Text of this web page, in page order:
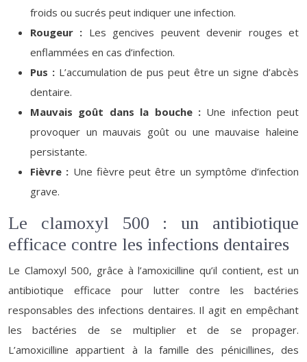
froids ou sucrés peut indiquer une infection.
Rougeur : Les gencives peuvent devenir rouges et
enflammées en cas d’infection.
Pus : L’accumulation de pus peut être un signe d’abcès
dentaire.
Mauvais goût dans la bouche : Une infection peut
provoquer un mauvais goût ou une mauvaise haleine
persistante.
Fièvre : Une fièvre peut être un symptôme d’infection
grave.
Le clamoxyl 500 : un antibiotique
efficace contre les infections dentaires
Le Clamoxyl 500, grâce à l’amoxicilline qu’il contient, est un
antibiotique efficace pour lutter contre les bactéries
responsables des infections dentaires. Il agit en empêchant
les bactéries de se multiplier et de se propager.
L’amoxicilline appartient à la famille des pénicillines, des